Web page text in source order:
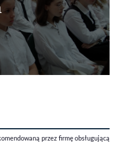
przez firmę obsługującą